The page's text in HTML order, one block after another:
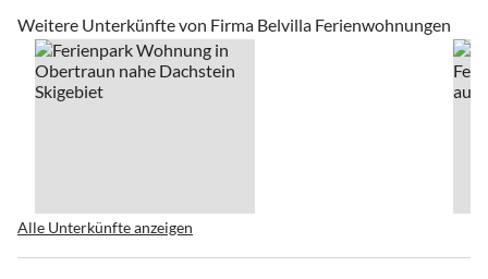
Weitere Unterkünfte von Firma Belvilla Ferienwohnungen
Alle Unterkünfte anzeigen